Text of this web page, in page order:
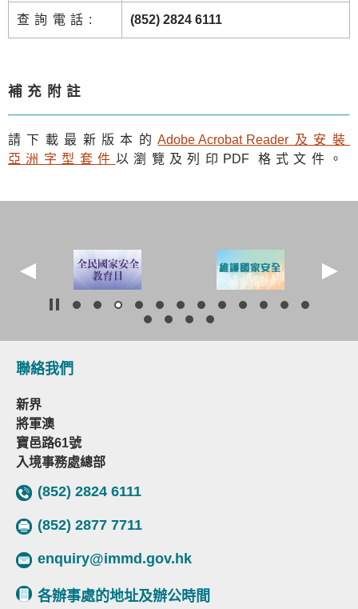
查詢電話: (852) 2824 6111
補充附註
請下載最新版本的Adobe Acrobat Reader及安裝
亞洲字型套件 以瀏覽及列印 PDF 格式文件。
聯絡我們
新界
將軍澳
寶邑路61號
入境事務處總部
(852) 2824 6111
(852) 2877 7711
enquiry@immd.gov.hk
各辦事處的地址及辦公時間